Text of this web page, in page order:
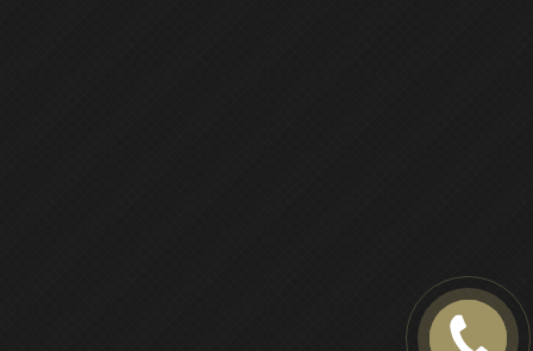
ПОЗВОНИТЕ